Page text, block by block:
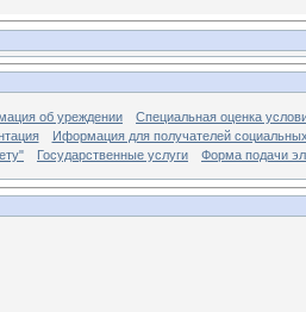
об уреждении
Специальная оценка
Иформация для получателей
Государственные услуги Форма подачи